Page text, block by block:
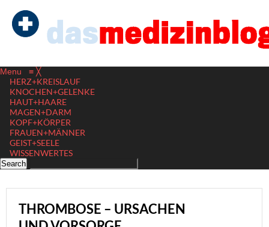
Menu ≡ ╳
HERZ+KREISLAUF
KNOCHEN+GELENKE
HAUT+HAARE
MAGEN+DARM
KOPF+KÖRPER
FRAUEN+MÄNNER
GEIST+SEELE
WISSENWERTES
THROMBOSE – URSACHEN